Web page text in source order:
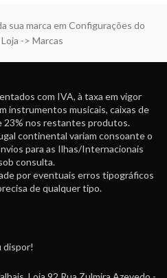
sua marca em Configurações do
-> Marcas
com IVA, à taxa em vigor
instrumentos musicais, caixas de
23% nos restantes produtos.
continental variam consoante o
para as Ilhas/Internacionais
consulta.
por eventuais erros tipográficos
de qualquer tipo.
dispor!